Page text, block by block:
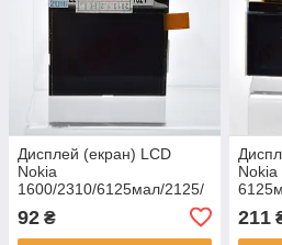
Дисплей (екран) LCD
Nokia
1600/2310/6125мал/2125/
92 ₴
Nokia
211